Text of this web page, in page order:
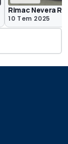
Rimac Nevera R
10 Tem 2025